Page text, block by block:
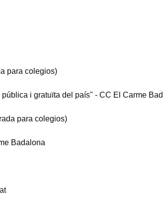
para colegios)
i gratuïta del país" - CC El Carme
para colegios)
Badalona